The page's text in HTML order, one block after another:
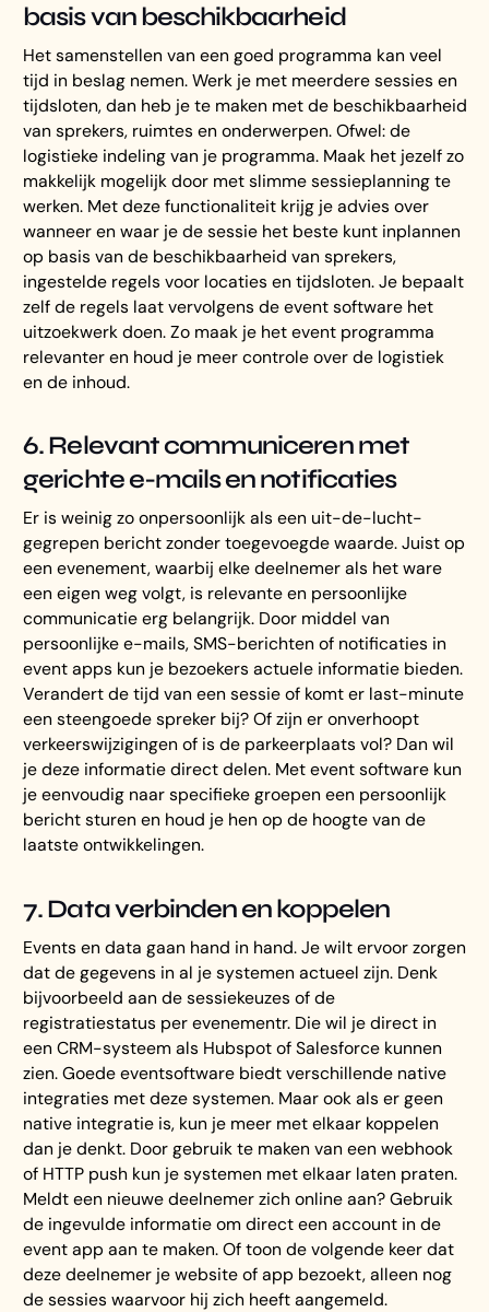
basis van beschikbaarheid
Het samenstellen van een goed programma kan veel
tijd in beslag nemen. Werk je met meerdere sessies en
tijdsloten, dan heb je te maken met de beschikbaarheid
van sprekers, ruimtes en onderwerpen. Ofwel: de
logistieke indeling van je programma. Maak het jezelf zo
makkelijk mogelijk door met slimme sessieplanning te
werken. Met deze functionaliteit krijg je advies over
wanneer en waar je de sessie het beste kunt inplannen
op basis van de beschikbaarheid van sprekers,
ingestelde regels voor locaties en tijdsloten. Je bepaalt
zelf de regels laat vervolgens de event software het
uitzoekwerk doen. Zo maak je het event programma
relevanter en houd je meer controle over de logistiek
en de inhoud.
6. Relevant communiceren met
gerichte e-mails en notificaties
Er is weinig zo onpersoonlijk als een uit-de-lucht-
gegrepen bericht zonder toegevoegde waarde. Juist op
een evenement, waarbij elke deelnemer als het ware
een eigen weg volgt, is relevante en persoonlijke
communicatie erg belangrijk. Door middel van
persoonlijke e-mails, SMS-berichten of notificaties in
event apps kun je bezoekers actuele informatie bieden.
Verandert de tijd van een sessie of komt er last-minute
een steengoede spreker bij? Of zijn er onverhoopt
verkeerswijzigingen of is de parkeerplaats vol? Dan wil
je deze informatie direct delen. Met event software kun
je eenvoudig naar specifieke groepen een persoonlijk
bericht sturen en houd je hen op de hoogte van de
laatste ontwikkelingen.
7. Data verbinden en koppelen
Events en data gaan hand in hand. Je wilt ervoor zorgen
dat de gegevens in al je systemen actueel zijn. Denk
bijvoorbeeld aan de sessiekeuzes of de
registratiestatus per evenementr. Die wil je direct in
een CRM-systeem als Hubspot of Salesforce kunnen
zien. Goede eventsoftware biedt verschillende native
integraties met deze systemen. Maar ook als er geen
native integratie is, kun je meer met elkaar koppelen
dan je denkt. Door gebruik te maken van een webhook
of HTTP push kun je systemen met elkaar laten praten.
Meldt een nieuwe deelnemer zich online aan? Gebruik
de ingevulde informatie om direct een account in de
event app aan te maken. Of toon de volgende keer dat
deze deelnemer je website of app bezoekt, alleen nog
de sessies waarvoor hij zich heeft aangemeld.